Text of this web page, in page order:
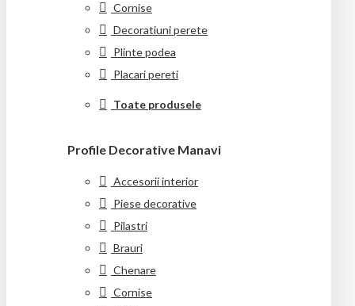
Cornise
Decoratiuni perete
Plinte podea
Placari pereti
Toate produsele
Profile Decorative Manavi
Accesorii interior
Piese decorative
Pilastri
Brauri
Chenare
Cornise